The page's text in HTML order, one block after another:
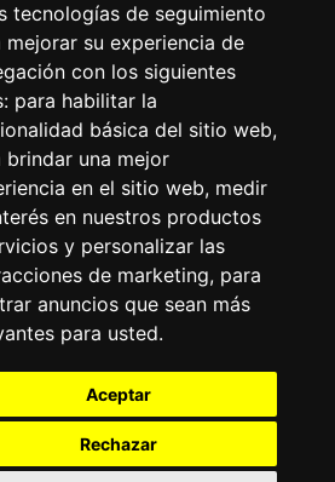
tecnologías de seguimiento
mejorar su experiencia de
con los siguientes
para habilitar la
básica del sitio web,
brindar una mejor
en el sitio web, medir
en nuestros productos
y personalizar las
de marketing, para
anuncios que sean más
para usted.
Aceptar
Rechazar